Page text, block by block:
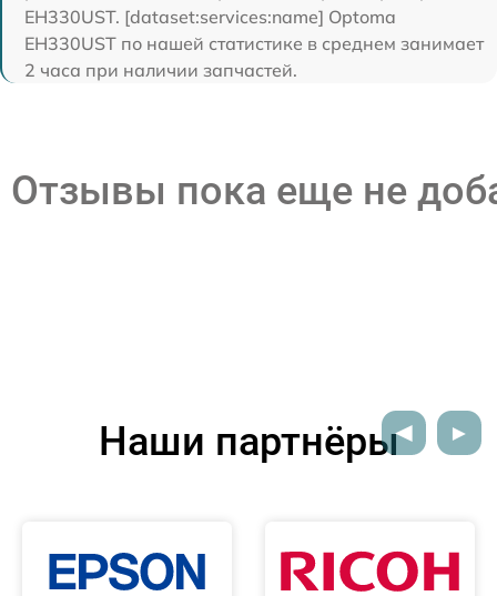
EH330UST. [dataset:services:name] Optoma
EH330UST по нашей статистике в среднем занимает
2 часа при наличии запчастей.
Отзывы пока еще не
Наши партнёры